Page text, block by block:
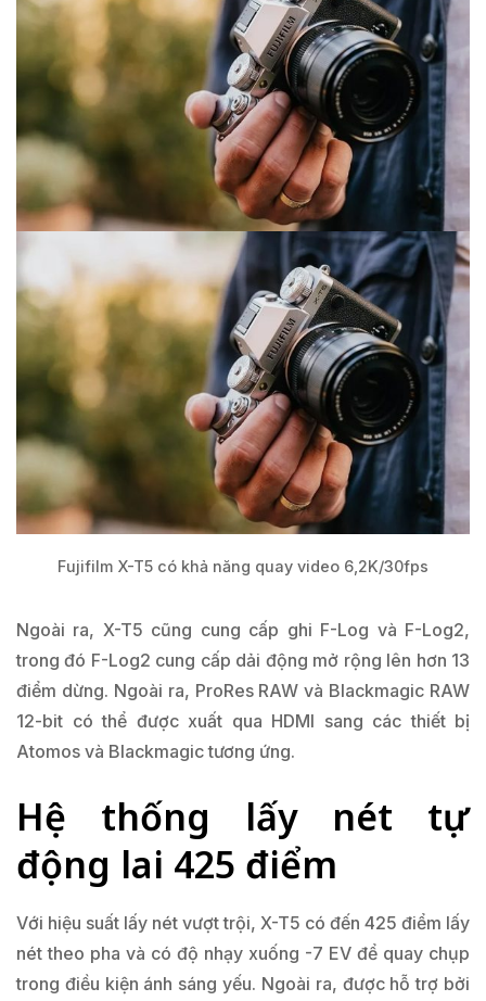
Fujifilm X-T5 có khả năng quay video 6,2K/30fps
Ngoài ra, X-T5 cũng cung cấp ghi F-Log và F-Log2,
trong đó F-Log2 cung cấp dải động mở rộng lên hơn 13
điểm dừng. Ngoài ra, ProRes RAW và Blackmagic RAW
12-bit có thể được xuất qua HDMI sang các thiết bị
Atomos và Blackmagic tương ứng.
Hệ thống lấy nét tự
động lai 425 điểm
Với hiệu suất lấy nét vượt trội, X-T5 có đến 425 điểm lấy
nét theo pha và có độ nhạy xuống -7 EV để quay chụp
trong điều kiện ánh sáng yếu. Ngoài ra, được hỗ trợ bởi